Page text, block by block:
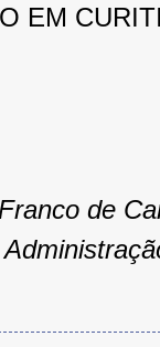
EM
de